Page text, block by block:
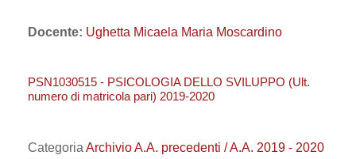
Docente: Ughetta Micaela Maria Moscardino
PSN1030515 - PSICOLOGIA DELLO SVILUPPO (Ult.
numero di matricola pari) 2019-2020
Categoria Archivio A.A. precedenti / A.A. 2019 - 2020